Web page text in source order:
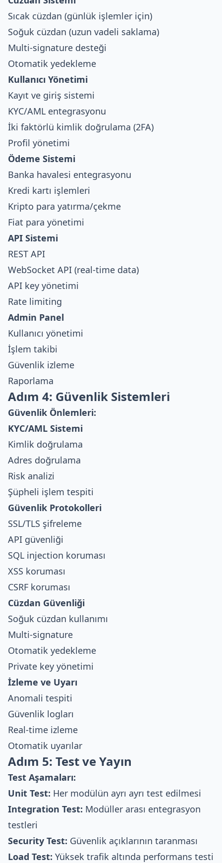
Sıcak cüzdan (günlük işlemler için)
Soğuk cüzdan (uzun vadeli saklama)
Multi-signature desteği
Otomatik yedekleme
Kullanıcı Yönetimi
Kayıt ve giriş sistemi
KYC/AML entegrasyonu
İki faktörlü kimlik doğrulama (2FA)
Profil yönetimi
Ödeme Sistemi
Banka havalesi entegrasyonu
Kredi kartı işlemleri
Kripto para yatırma/çekme
Fiat para yönetimi
API Sistemi
REST API
WebSocket API (real-time data)
API key yönetimi
Rate limiting
Admin Panel
Kullanıcı yönetimi
İşlem takibi
Güvenlik izleme
Raporlama
Adım 4: Güvenlik Sistemleri
Güvenlik Önlemleri:
KYC/AML Sistemi
Kimlik doğrulama
Adres doğrulama
Risk analizi
Şüpheli işlem tespiti
Güvenlik Protokolleri
SSL/TLS şifreleme
API güvenliği
SQL injection koruması
XSS koruması
CSRF koruması
Cüzdan Güvenliği
Soğuk cüzdan kullanımı
Multi-signature
Otomatik yedekleme
Private key yönetimi
İzleme ve Uyarı
Anomali tespiti
Güvenlik logları
Real-time izleme
Otomatik uyarılar
Adım 5: Test ve Yayın
Test Aşamaları:
Unit Test: Her modülün ayrı ayrı test edilmesi
Integration Test: Modüller arası entegrasyon
testleri
Security Test: Güvenlik açıklarının taranması
Load Test: Yüksek trafik altında performans testi